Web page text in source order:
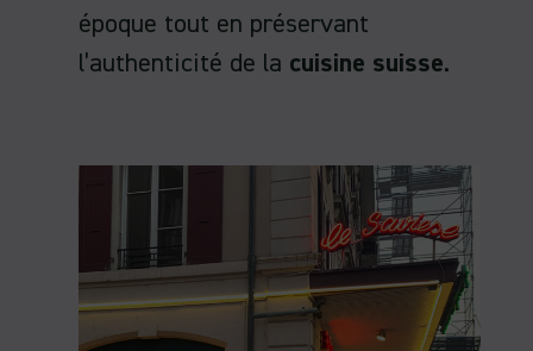
époque tout en préservant
l’authenticité de la cuisine suisse.